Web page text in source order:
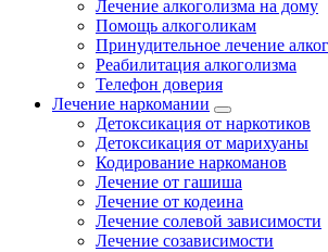
Лечение алкоголизма на дому
Помощь алкоголикам
Принудительное лечение
Реабилитация алкоголизма
Телефон доверия
Лечение наркомании
Детоксикация от наркотиков
Детоксикация от марихуаны
Кодирование наркоманов
Лечение от гашиша
Лечение от кодеина
Лечение солевой зависимости
Лечение созависимости